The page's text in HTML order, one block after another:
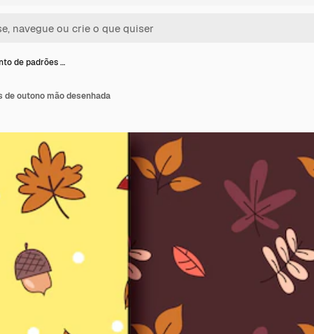
de padrões …
de outono mão desenhada